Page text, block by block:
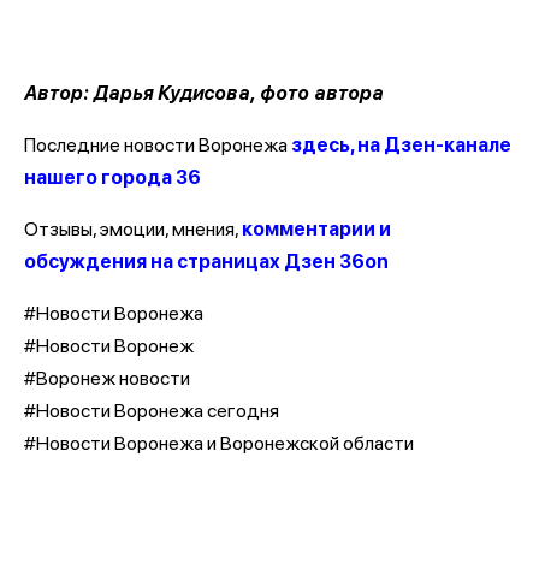
Автор: Дарья Кудисова, фото автора
Последние новости Воронежа здесь, на Дзен-канале
нашего города 36
Отзывы, эмоции, мнения, комментарии и
обсуждения на страницах Дзен 36on
#Новости Воронежа
#Новости Воронеж
#Воронеж новости
#Новости Воронежа сегодня
#Новости Воронежа и Воронежской области